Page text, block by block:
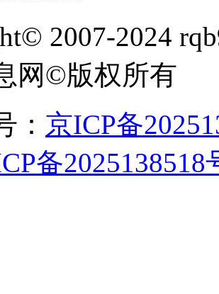
© 2007-2024
网©版权所有
： 京ICP备
备2025138518